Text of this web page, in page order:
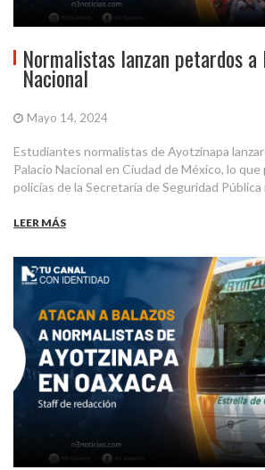
Normalistas lanzan petardos a
Nacional
Mayo 14, 2024
Estudiantes normalistas de Ayotzinapa
Palacio Nacional en Ciudad de México, lo
policías de la Secretaría de Seguridad
LEER MÁS